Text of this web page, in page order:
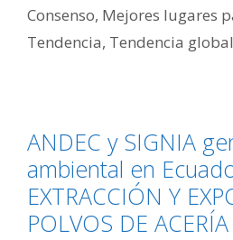
Consenso, Mejores lugares
Tendencia, Tendencia global
ANDEC y SIGNIA
ambiental en
EXTRACCIÓN Y
POLVOS DE ACERÍA